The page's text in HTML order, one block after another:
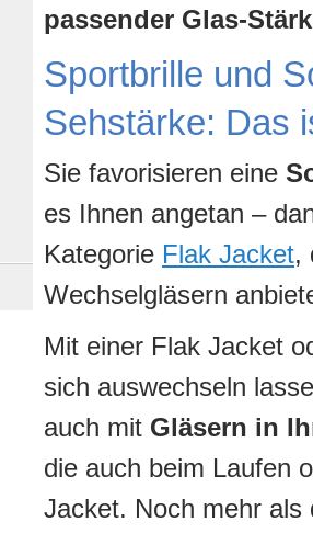
passender Glas-
Sportbrille und
Sehstärke: Das
Sie favorisieren eine
es Ihnen angetan –
Kategorie Flak Jacket,
Wechselgläsern
Mit einer Flak Jacket
sich auswechseln
auch mit Gläsern in
die auch beim Laufen
Jacket. Noch mehr als